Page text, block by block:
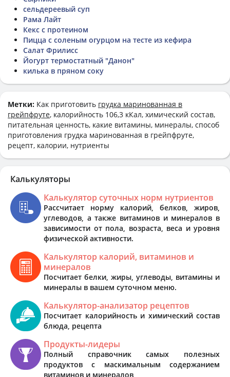
сельдереевый суп
Рама Лайт
Кекс с протеином
Пицца с соленым огурцом на тесте из кефира
Салат Фрилисс
Йогурт термостатный "Данон"
килька в пряном соку
Метки: Как приготовить грудка маринованная в
грейпфруте, калорийность 106,3 кКал, химический состав,
питательная ценность, какие витамины, минералы, способ
приготовления грудка маринованная в грейпфруте,
рецепт, калории, нутриенты
Калькуляторы
Калькулятор суточных норм нутриентов
Рассчитает норму калорий, белков, жиров,
углеводов, а также витаминов и минералов в
зависимости от пола, возраста, веса и уровня
физической активности.
Калькулятор калорий, витаминов и
минералов
Посчитает белки, жиры, углеводы, витамины и
минералы в вашем суточном меню.
Калькулятор-анализатор рецептов
Посчитает калорийность и химический состав
блюда, рецепта
Продукты-лидеры
Полный справочник самых полезных
продуктов с маскимальным содержанием
витаминов и минералов